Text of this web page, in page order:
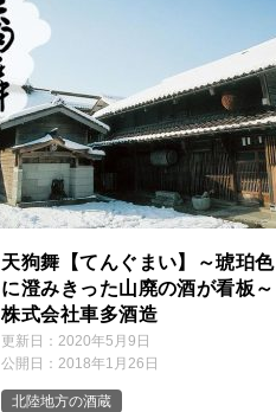
天狗舞【てんぐまい】～琥珀色
に澄みきった山廃の酒が看板～
株式会社車多酒造
更新日：2020年5月9日
公開日：2018年1月26日
北陸地方の酒蔵